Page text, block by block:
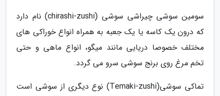
سومین سوشی چیراشی سوشی (chirashi-zushi) نام دارد
که درون یک کاسه یا یک جعبه به همراه انواع خوراکی های
مختلف خصوصا دریایی مانند میگو، انواع ماهی و حتی
تخم مرغ روی برنج سوشی سرو می گردد.
تماکی سوشی(Temaki-zushi) نوع دیگری از سوشی است